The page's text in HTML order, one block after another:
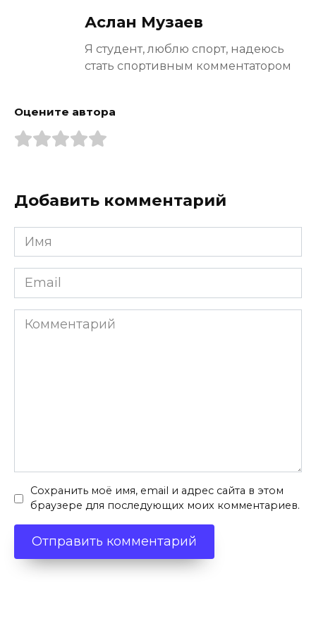
Аслан Музаев
Я студент, люблю спорт, надеюсь
стать спортивным комментатором
Оцените автора
Добавить комментарий
Имя
*
Email
*
Комментарий
Сохранить моё имя, email и адрес сайта в этом
браузере для последующих моих комментариев.